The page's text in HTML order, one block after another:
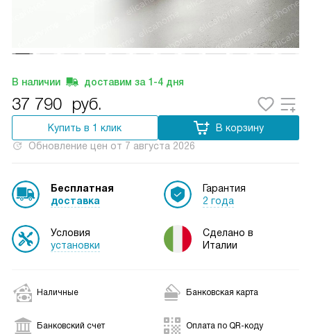
В наличии доставим за 1-4 дня
37 790 руб.
Купить в 1 клик
В корзину
Обновление цен от 7 августа 2026
Бесплатная
доставка
Условия
установки
Гарантия
2 года
Сделано в
Италии
Наличные Банковская карта
Банковский счет Оплата по QR-коду